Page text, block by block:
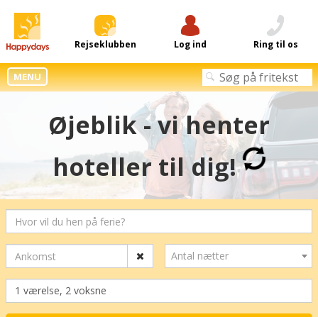
Rejseklubben Log ind Ring til os
MENU
Øjeblik - vi henter
hoteller til dig!
Antal nætter
1 værelse, 2 voksne